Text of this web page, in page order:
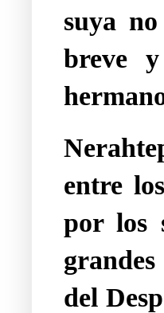
suya
breve
entre
por los
del